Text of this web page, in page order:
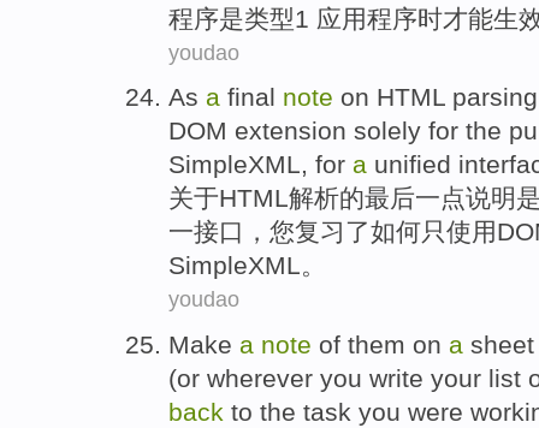
程序是类型1 应用程序时才能生
youdao
As a final note on HTML parsing
DOM extension solely for the
SimpleXML, for a unified
关于HTML解析的最后一点说明
一接口 ， 您复习了如何只使用
SimpleXML。
youdao
Make a note of them on a sheet
(or wherever you write your list
back to the task you were